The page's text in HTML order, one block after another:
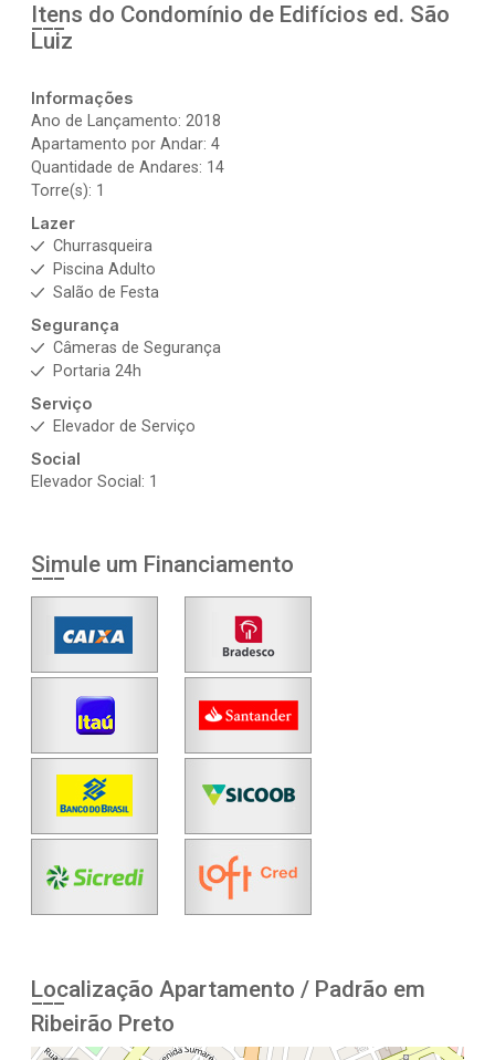
Itens do Condomínio de Edifícios ed. São
Luiz
Informações
Ano de Lançamento: 2018
Apartamento por Andar: 4
Quantidade de Andares: 14
Torre(s): 1
Lazer
Churrasqueira
Piscina Adulto
Salão de Festa
Segurança
Câmeras de Segurança
Portaria 24h
Serviço
Elevador de Serviço
Social
Elevador Social: 1
Simule um Financiamento
Localização Apartamento / Padrão em
Ribeirão Preto